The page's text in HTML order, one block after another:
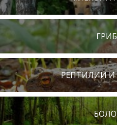
РЕПТИЛИИ